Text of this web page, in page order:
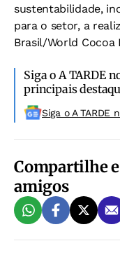
sustentabilidade,
para o setor, a
Brasil/World Cocoa
Siga o A TARDE
principais
Siga o A TARDE
Compartilhe
amigos